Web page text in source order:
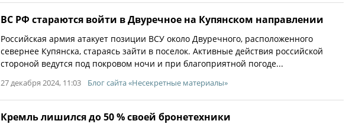
ВС РФ стараются войти в Двуречное на Купянском направлении
Российская армия атакует позиции ВСУ около Двуречного, расположенного
севернее Купянска, стараясь зайти в поселок. Активные действия российской
стороной ведутся под покровом ночи и при благоприятной погоде...
27 декабря 2024, 11:03 Блог сайта «Несекретные материалы»
​Кремль лишился до 50 % своей бронетехники